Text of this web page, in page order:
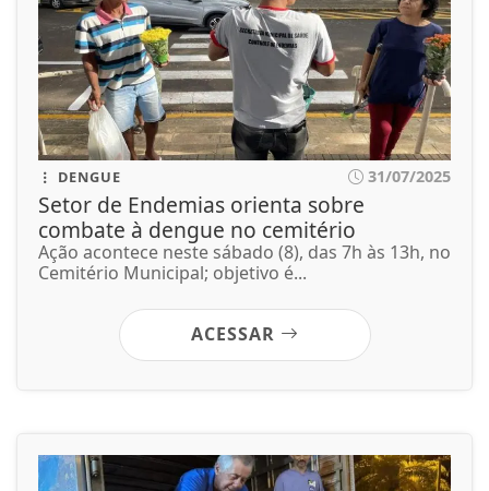
DENGUE 31/07/2025
Setor de Endemias orienta sobre
combate à dengue no cemitério
Ação acontece neste sábado (8), das 7h às 13h, no
Cemitério Municipal; objetivo é...
ACESSAR